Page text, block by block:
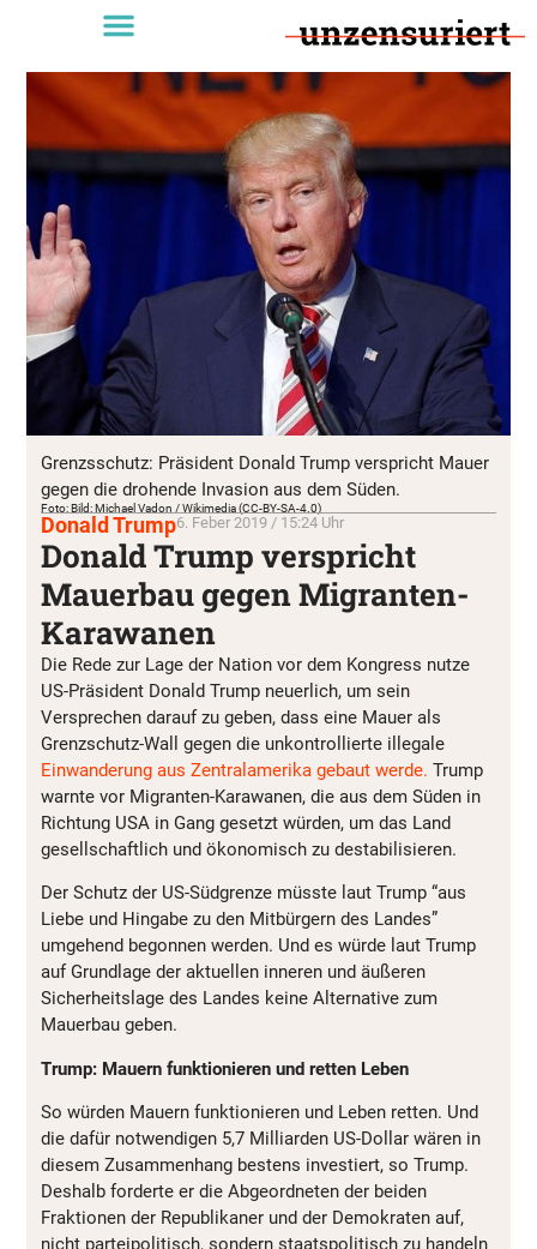
Grenzsschutz: Präsident Donald Trump verspricht Mauer
gegen die drohende Invasion aus dem Süden.
Foto: Bild: Michael Vadon / Wikimedia (CC-BY-SA-4.0)
Donald Trump6. Feber 2019 / 15:24 Uhr
Donald Trump verspricht
Mauerbau gegen Migranten-
Karawanen
Die Rede zur Lage der Nation vor dem Kongress nutze
US-Präsident Donald Trump neuerlich, um sein
Versprechen darauf zu geben, dass eine Mauer als
Grenzschutz-Wall gegen die unkontrollierte illegale
Einwanderung aus Zentralamerika gebaut werde. Trump
warnte vor Migranten-Karawanen, die aus dem Süden in
Richtung USA in Gang gesetzt würden, um das Land
gesellschaftlich und ökonomisch zu destabilisieren.
Der Schutz der US-Südgrenze müsste laut Trump “aus
Liebe und Hingabe zu den Mitbürgern des Landes”
umgehend begonnen werden. Und es würde laut Trump
auf Grundlage der aktuellen inneren und äußeren
Sicherheitslage des Landes keine Alternative zum
Mauerbau geben.
Trump: Mauern funktionieren und retten Leben
So würden Mauern funktionieren und Leben retten. Und
die dafür notwendigen 5,7 Milliarden US-Dollar wären in
diesem Zusammenhang bestens investiert, so Trump.
Deshalb forderte er die Abgeordneten der beiden
Fraktionen der Republikaner und der Demokraten auf,
nicht parteipolitisch, sondern staatspolitisch zu handeln